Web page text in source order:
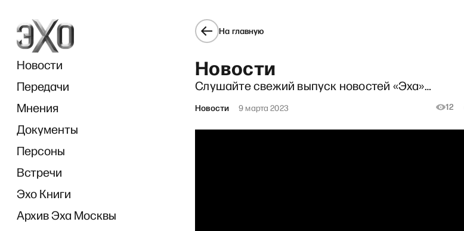
Новости
Передачи
Мнения
Документы
Персоны
Встречи
Эхо Книги
Архив Эха Москвы
На главную
Новости
Слушайте свежий выпуск новостей «Эха»…
Новости 9 марта 2023 12